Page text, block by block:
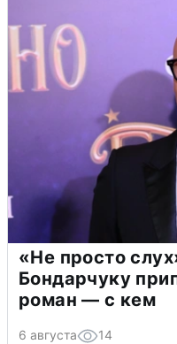
«Не просто
Бондарчуку
роман — с кем
6 августа 14